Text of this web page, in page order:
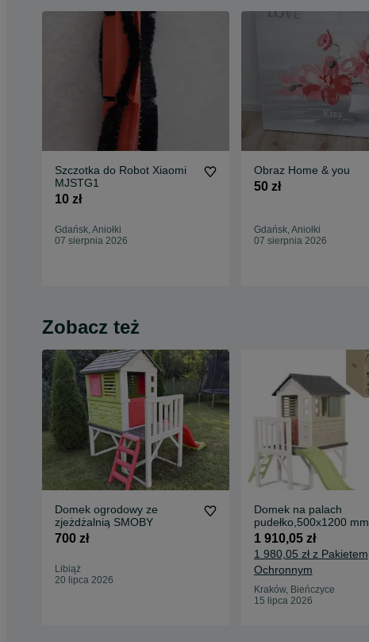
Szczotka do Robot Xiaomi
MJSTG1
10 zł
Gdańsk, Aniołki
07 sierpnia 2026
Obraz Home & you
50 zł
Gdańsk, Aniołki
07 sierpnia 2026
Zobacz też
Domek ogrodowy ze
zjeżdżalnią SMOBY
700 zł
Libiąż
20 lipca 2026
Domek na palach
pudełko,500x1200 mm
1 910,05 zł
1 980,05 zł z Pakietem
Ochronnym
Kraków, Bieńczyce
15 lipca 2026